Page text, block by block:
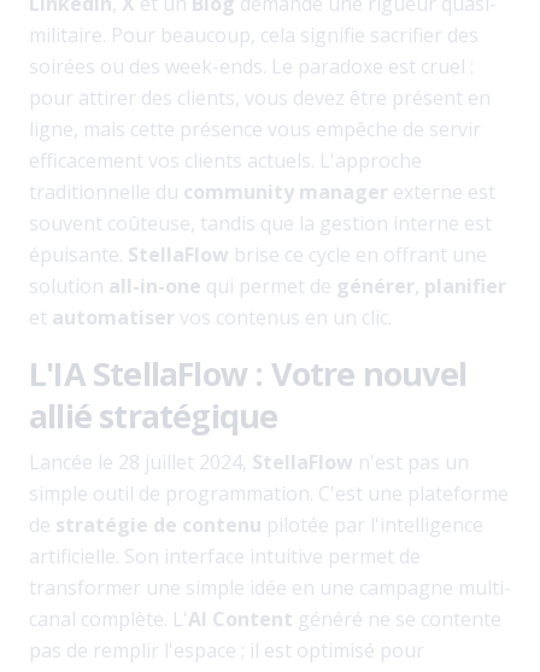
militaire. Pour beaucoup, cela signifie sacrifier des
soirées ou des week-ends. Le paradoxe est cruel :
pour attirer des clients, vous devez être présent en
ligne, mais cette présence vous empêche de servir
efficacement vos clients actuels. L'approche
traditionnelle du community manager externe est
souvent coûteuse, tandis que la gestion interne est
épuisante. StellaFlow brise ce cycle en offrant une
solution all-in-one qui permet de générer, planifier
et automatiser vos contenus en un clic.
L'IA StellaFlow : Votre nouvel
allié stratégique
Lancée le 28 juillet 2024, StellaFlow n'est pas un
simple outil de programmation. C'est une plateforme
de stratégie de contenu pilotée par l'intelligence
artificielle. Son interface intuitive permet de
transformer une simple idée en une campagne multi-
canal complète. L'AI Content généré ne se contente
pas de remplir l'espace ; il est optimisé pour